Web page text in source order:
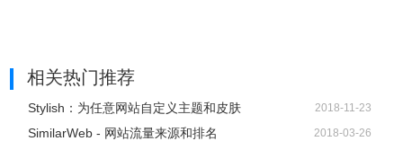
相关热门推荐
Stylish：为任意网站自定义主题和皮肤 2018-11-23
SimilarWeb - 网站流量来源和排名 2018-03-26